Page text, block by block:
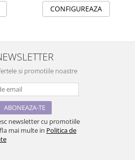
CONFIGUREAZA
si promotiile noastre
newsletter cu promotiile
mai multe in Politica de